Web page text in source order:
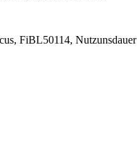
FiBL50114, Nutzunsdauer